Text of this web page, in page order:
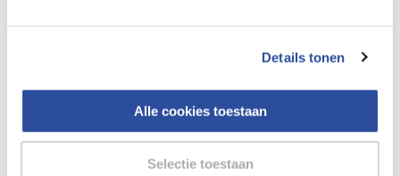
Details tonen
Alle cookies toestaan
Selectie toestaan
Altijd onze folder bij de hand
Check onze folders ⁠bij AlleFolders.